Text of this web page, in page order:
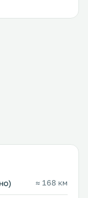
≈ 168 км